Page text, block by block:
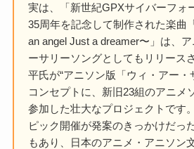
実は、「新世紀GPXサイバーフォ
35周年を記念して制作された楽曲
an angel Just a dreamer〜」は、
ーサリーソングとしてもリリース
平氏が“アニソン版「ウィ・アー・
コンセプトに、新旧23組のアニメ
参加した壮大なプロジェクトです
ピック開催が発案のきっかけだっ
もあり、日本のアニメ・アニソン